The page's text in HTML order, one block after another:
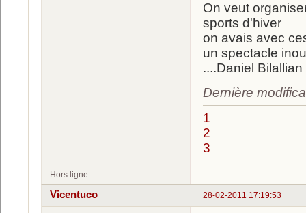
On veut
sports d'hiver
on avais avec
un spectacle
....Daniel Bilallian
Dernière
1
2
3
Hors ligne
28-02-2011 17:19:53
Vicentuco